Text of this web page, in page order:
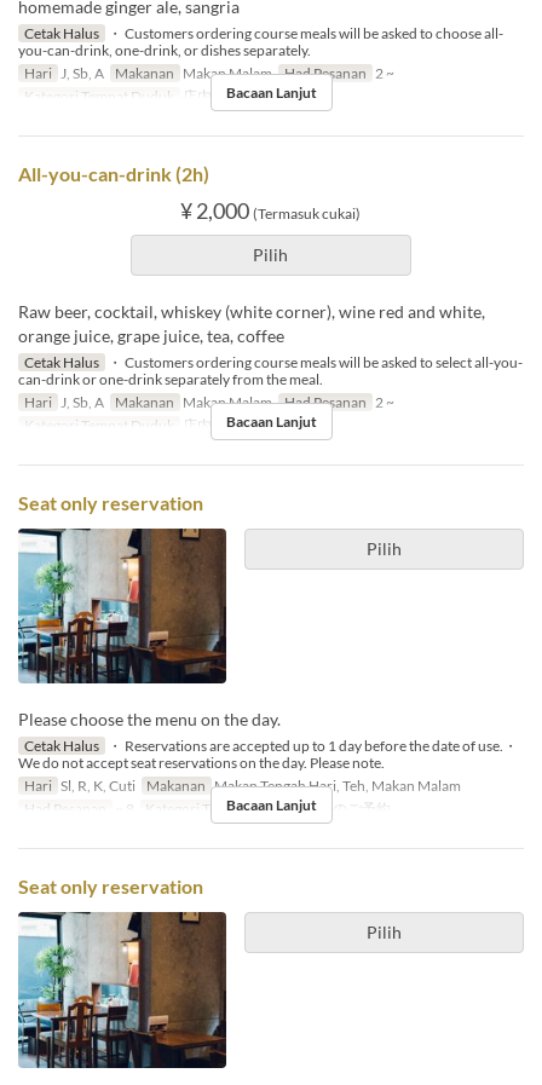
homemade ginger ale, sangria
Cetak Halus
・ Customers ordering course meals will be asked to choose all-
you-can-drink, one-drink, or dishes separately.
Hari
J, Sb, A Makanan Makan Malam Had Pesanan 2 ~
Kategori Tempat Duduk
店内のご予約Bacaan Lanjut
All-you-can-drink (2h)
¥ 2,000 (Termasuk cukai)
Pilih
Raw beer, cocktail, whiskey (white corner), wine red and white,
orange juice, grape juice, tea, coffee
Cetak Halus
・ Customers ordering course meals will be asked to select all-you-
can-drink or one-drink separately from the meal.
Hari
J, Sb, A Makanan Makan Malam Had Pesanan 2 ~
Kategori Tempat Duduk
店内のご予約Bacaan Lanjut
Seat only reservation
Pilih
Please choose the menu on the day.
Cetak Halus
・ Reservations are accepted up to 1 day before the date of use.・
We do not accept seat reservations on the day. Please note.
Hari Sl, R, K, Cuti Makanan Makan Tengah Hari, Teh, Makan Malam
Had Pesanan
~ 8 Kategori Tempat Duduk 店内のご予約
Bacaan Lanjut
Seat only reservation
Pilih